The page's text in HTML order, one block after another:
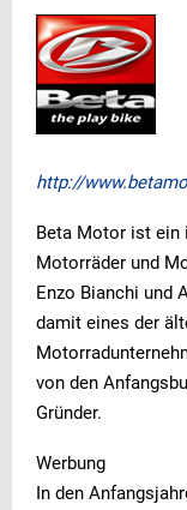
http://
Beta Motor ist ein
Motorräder und
Enzo Bianchi und
damit eines der
von den
Gründer.
Werbung
In den